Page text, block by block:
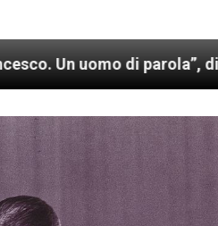
di parola”, dietro le